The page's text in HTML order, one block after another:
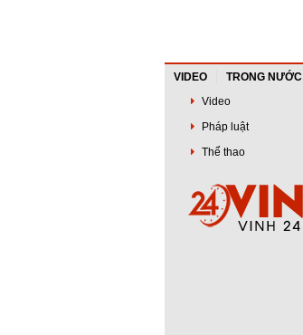
VIDEO TRONG NƯỚC
Video
Pháp luật
Thể thao